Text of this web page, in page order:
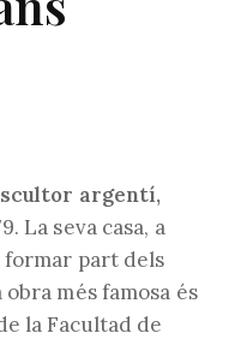
argentí,
La seva casa, a
formar part dels
més famosa és
la Facultad de